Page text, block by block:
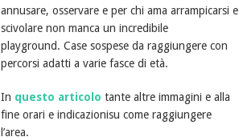
annusare, osservare e per chi ama arrampicarsi e
scivolare non manca un incredibile
playground. Case sospese da raggiungere con
percorsi adatti a varie fasce di età.
In questo articolo tante altre immagini e alla
fine orari e indicazionisu come raggiungere
l’area.